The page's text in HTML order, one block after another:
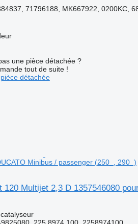
71796188, MK667922, 0200KC,
une pièce détachée ?
tout de suite !
détachée
Minibus / passenger (250_, 290_)
120 Multijet 2,3 D 1357546080
225 8974 100, 2258974100